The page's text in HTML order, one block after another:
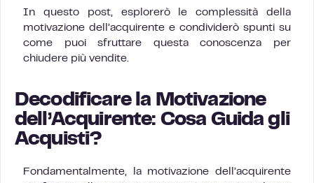
In questo post, esplorerò le complessità della
motivazione dell’acquirente e condividerò spunti su
come puoi sfruttare questa conoscenza per
chiudere più vendite.
Decodificare la Motivazione
dell’Acquirente: Cosa Guida gli
Acquisti?
Fondamentalmente, la motivazione dell’acquirente